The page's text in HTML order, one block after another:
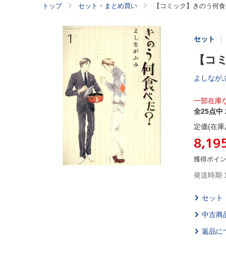
トップ セット・まとめ買い 【コミック】きのう何
セット
【コ
よしなが
一部在庫
全25点中
定価(在
獲得ポイ
発送時期
セット
中古商
返品に